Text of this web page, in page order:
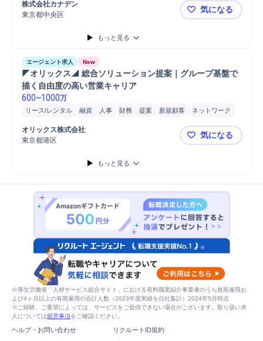
株式会社カナデン
東京都中央区
株式会社カ
気になる
もっと見る
エージェント求人 New
◤オリックス◢ 総合ソリューション提案｜グループ基盤で
描く自由度の高い営業キャリア
600~1000万
リース/レンタル 融資 人事 財務 提案 新規顧客
ネットワーク
クロスセル
生命保険
法人営業
オリックス株式会社
東京都港区
◤オリック
気になる
もっと見る
※厚生労働省「人材サービス総合サイト」における有料職業紹介事業者のうち無期雇用お
よび4ヶ月以上の有期雇用の合計人数（2023年度実績を自社集計）2024年5月時点
※ご経験、ご要望によっては、サービスをご提供できない場合がございます。取り扱い求
人については留意事項をご確認ください。
ヘルプ・お問い合わせ
リクルートID規約